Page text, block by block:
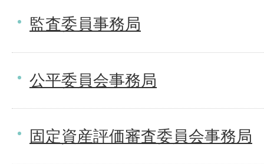
監査委員事務局
公平委員会事務局
固定資産評価審査委員会事務局